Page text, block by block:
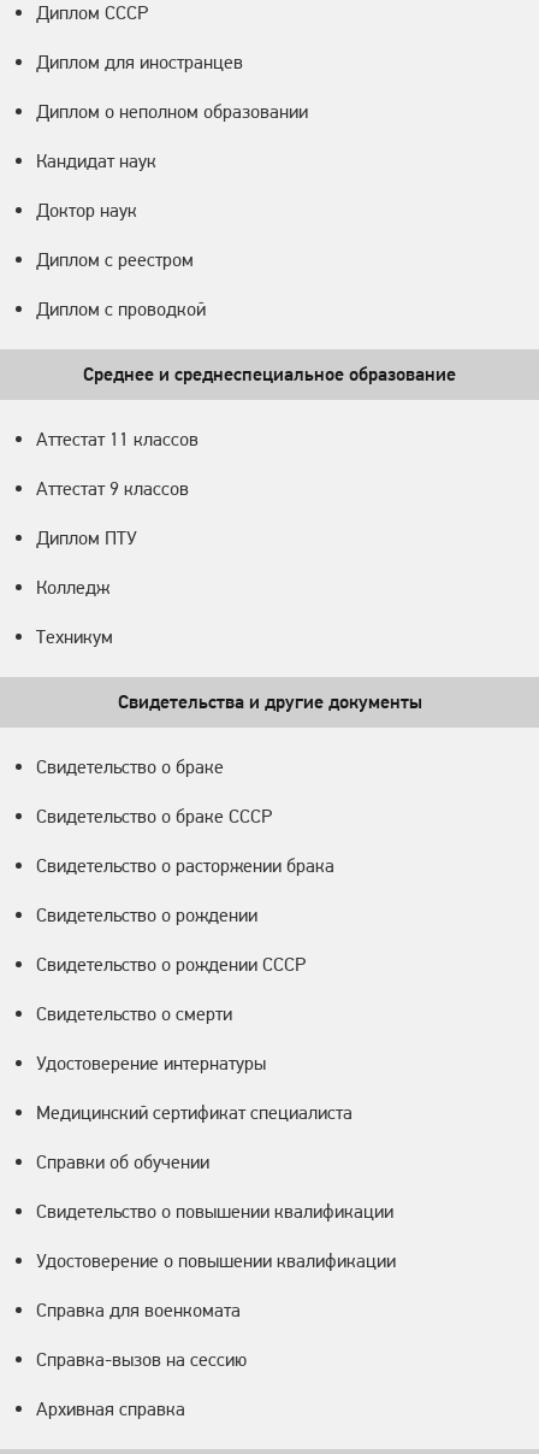
Диплом СССР
Диплом для иностранцев
Диплом о неполном образовании
Кандидат наук
Доктор наук
Диплом с реестром
Диплом с проводкой
Среднее и среднеспециальное образование
Аттестат 11 классов
Аттестат 9 классов
Диплом ПТУ
Колледж
Техникум
Свидетельства и другие документы
Свидетельство о браке
Свидетельство о браке СССР
Свидетельство о расторжении брака
Свидетельство о рождении
Свидетельство о рождении СССР
Свидетельство о смерти
Удостоверение интернатуры
Медицинский сертификат специалиста
Справки об обучении
Свидетельство о повышении квалификации
Удостоверение о повышении квалификации
Справка для военкомата
Справка-вызов на сессию
Архивная справка